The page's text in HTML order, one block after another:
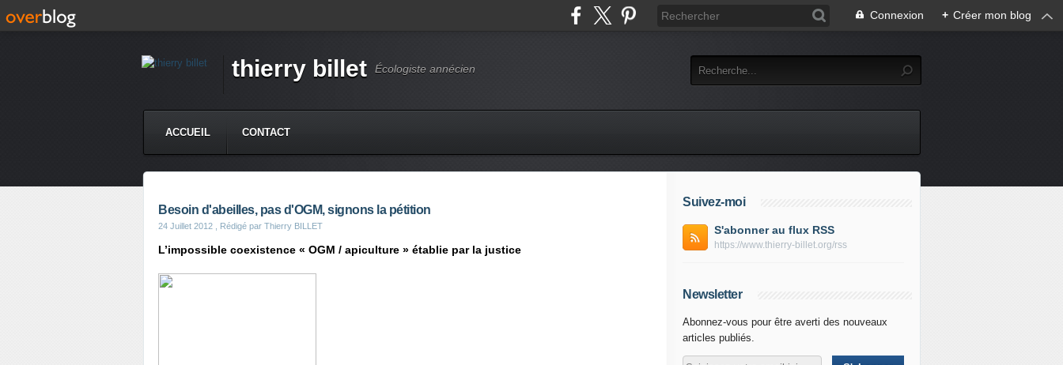
Connexion + Créer mon blog
thierry billet Écologiste annécien
ACCUEIL CONTACT
Besoin d'abeilles, pas d'OGM, signons la pétition
24 Juillet 2012 , Rédigé par Thierry BILLET
L’impossible coexistence « OGM / apiculture » établie par la justice
Suivez-moi
S'abonner au flux RSS
https://www.thierry-billet.org/rss
Newsletter
Abonnez-vous pour être averti des nouveaux
articles publiés.